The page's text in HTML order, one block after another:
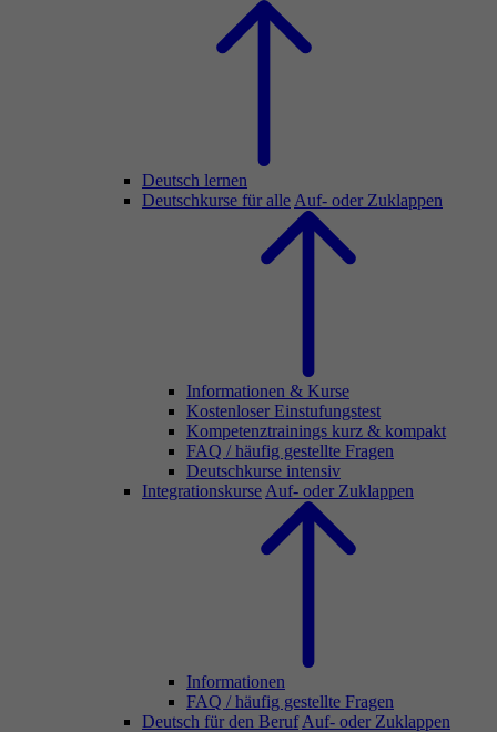
Deutsch lernen
Deutschkurse für alle Auf- oder Zuklappen
Informationen & Kurse
Kostenloser Einstufungstest
Kompetenztrainings kurz & kompakt
FAQ / häufig gestellte Fragen
Deutschkurse intensiv
Integrationskurse Auf- oder Zuklappen
Informationen
FAQ / häufig gestellte Fragen
Deutsch für den Beruf Auf- oder Zuklappen